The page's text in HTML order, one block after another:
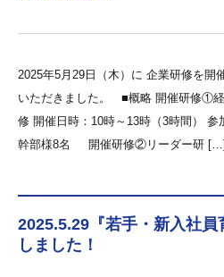
2025年5月29日（木）に 企業研修を開
いただきました。 ■概略 開催研修①
修 開催日時：10時～13時（3時間） 参
幹部様8名 開催研修②リーダー研 […]
2025.5.29『若手・新入社
しました！